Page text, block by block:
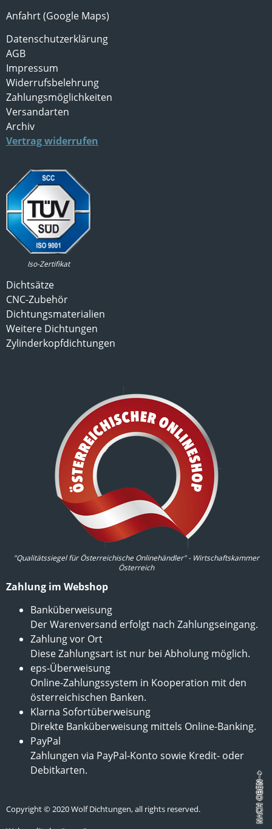
Anfahrt (Google Maps)
Datenschutzerklärung
AGB
Impressum
Widerrufsbelehrung
Zahlungsmöglichkeiten
Versandarten
Archiv
Vertrag widerrufen
Iso-Zertifikat
Dichtsätze
CNC-Zubehör
Dichtungsmaterialien
Weitere Dichtungen
Zylinderkopfdichtungen
"Qualitätssiegel für Österreichische Onlinehändler" - Wirtschaftskammer
Österreich
Zahlung im Webshop
Banküberweisung
Der Warenversand erfolgt nach Zahlungseingang.
Zahlung vor Ort
Diese Zahlungsart ist nur bei Abholung möglich.
eps-Überweisung
Online-Zahlungssystem in Kooperation mit den
österreichischen Banken.
Klarna Sofortüberweisung
Direkte Banküberweisung mittels Online-Banking.
PayPal
Zahlungen via PayPal-Konto sowie Kredit- oder
Debitkarten.
Copyright © 2020 Wolf Dichtungen, all rights reserved.